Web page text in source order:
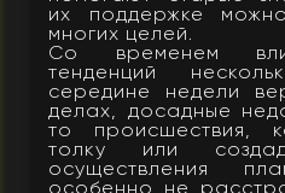
их поддержке
многих целей.
Со временем
тенденций
середине недели
делах, досадные
то происшествия,
толку или
осуществления
особенно не